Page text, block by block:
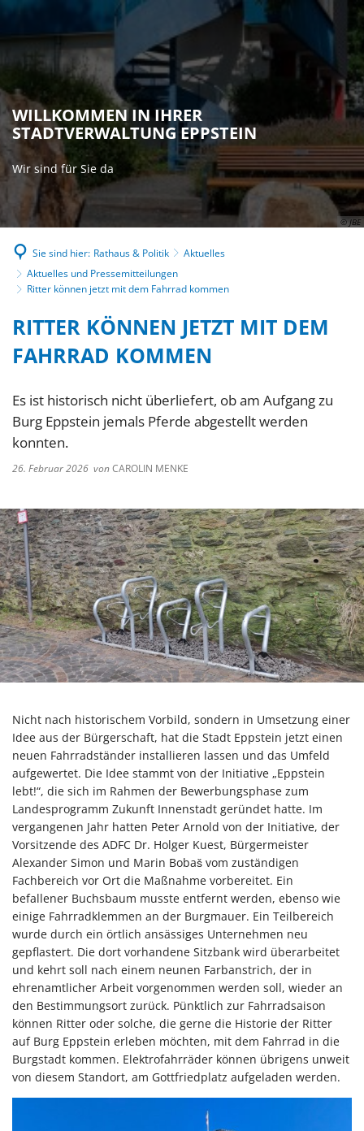
© JBE
WILLKOMMEN IN IHRER
STADTVERWALTUNG EPPSTEIN
Wir sind für Sie da
Sie sind hier: Rathaus & Politik
Aktuelles
Aktuelles und Pressemitteilungen
Ritter können jetzt mit dem Fahrrad kommen
RITTER KÖNNEN JETZT MIT DEM
FAHRRAD KOMMEN
Es ist historisch nicht überliefert, ob am Aufgang zu
Burg Eppstein jemals Pferde abgestellt werden
konnten.
26. Februar 2026 vonCAROLIN MENKE
Nicht nach historischem Vorbild, sondern in Umsetzung einer
Idee aus der Bürgerschaft, hat die Stadt Eppstein jetzt einen
neuen Fahrradständer installieren lassen und das Umfeld
aufgewertet. Die Idee stammt von der Initiative „Eppstein
lebt!“, die sich im Rahmen der Bewerbungsphase zum
Landesprogramm Zukunft Innenstadt geründet hatte. Im
vergangenen Jahr hatten Peter Arnold von der Initiative, der
Vorsitzende des ADFC Dr. Holger Kuest, Bürgermeister
Alexander Simon und Marin Bobaš vom zuständigen
Fachbereich vor Ort die Maßnahme vorbereitet. Ein
befallener Buchsbaum musste entfernt werden, ebenso wie
einige Fahrradklemmen an der Burgmauer. Ein Teilbereich
wurde durch ein örtlich ansässiges Unternehmen neu
gepflastert. Die dort vorhandene Sitzbank wird überarbeitet
und kehrt soll nach einem neunen Farbanstrich, der in
ehrenamtlicher Arbeit vorgenommen werden soll, wieder an
den Bestimmungsort zurück. Pünktlich zur Fahrradsaison
können Ritter oder solche, die gerne die Historie der Ritter
auf Burg Eppstein erleben möchten, mit dem Fahrrad in die
Burgstadt kommen. Elektrofahrräder können übrigens unweit
von diesem Standort, am Gottfriedplatz aufgeladen werden.